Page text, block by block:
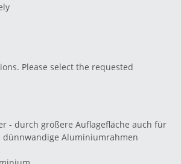
Please select the requested
- durch größere Auflagefläche auch für
dünnwandige Aluminiumrahmen